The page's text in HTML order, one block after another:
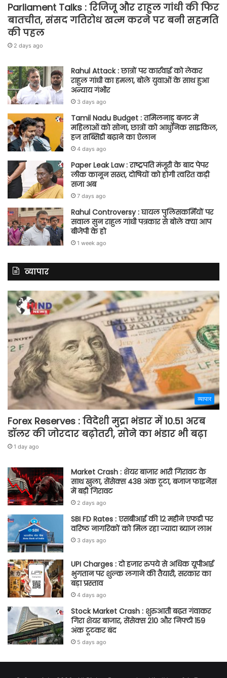
Parliament Talks : रिजिजू और राहुल गांधी की फिर
बातचीत, संसद गतिरोध खत्म करने पर बनी सहमति
की पहल
2 days ago
Rahul Attack : छात्रों पर कार्रवाई को लेकर
राहुल गांधी का हमला, बोले युवाओं के साथ हुआ
अन्याय गंभीर
3 days ago
Tamil Nadu Budget : तमिलनाडु बजट में
महिलाओं को सोना, छात्रों को आधुनिक साइकिल,
हज सब्सिडी बढ़ाने का ऐलान
4 days ago
Paper Leak Law : राष्ट्रपति मंजूरी के बाद पेपर
लीक कानून सख्त, दोषियों को होगी त्वरित कड़ी
सजा अब
7 days ago
Rahul Controversy : घायल पुलिसकर्मियों पर
सवाल सुन राहुल गांधी पत्रकार से बोले क्या आप
बीजेपी के हो
1 week ago
व्यापार
व्यापार
Forex Reserves : विदेशी मुद्रा भंडार में 10.51 अरब
डॉलर की जोरदार बढ़ोतरी, सोने का भंडार भी बढ़ा
1 day ago
Market Crash : शेयर बाजार भारी गिरावट के
साथ खुला, सेंसेक्स 438 अंक टूटा, बजाज फाइनेंस
में बड़ी गिरावट
2 days ago
SBI FD Rates : एसबीआई की 12 महीने एफडी पर
वरिष्ठ नागरिकों को मिल रहा ज्यादा ब्याज लाभ
3 days ago
UPI Charges : दो हजार रुपये से अधिक यूपीआई
भुगतान पर शुल्क लगाने की तैयारी, सरकार का
बड़ा प्रस्ताव
4 days ago
Stock Market Crash : शुरुआती बढ़त गंवाकर
गिरा शेयर बाजार, सेंसेक्स 210 और निफ्टी 159
अंक टूटकर बंद
5 days ago